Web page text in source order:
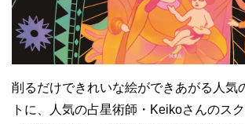
削るだけできれいな絵ができあがる人気
トに、人気の占星術師・Keikoさんのス